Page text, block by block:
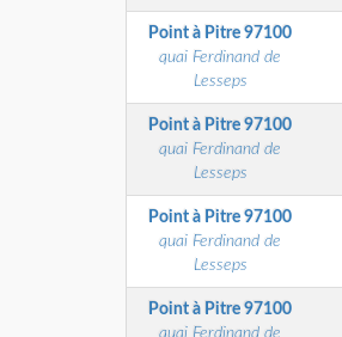
Point à Pitre97100
quai Ferdinand de
Lesseps
Point à Pitre97100
quai Ferdinand de
Lesseps
Point à Pitre97100
quai Ferdinand de
Lesseps
Point à Pitre97100
quai Ferdinand de